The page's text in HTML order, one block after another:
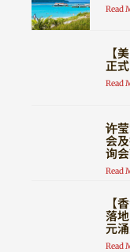
Read
【
正
Read
许
会
询
Read
【
落
元
Read